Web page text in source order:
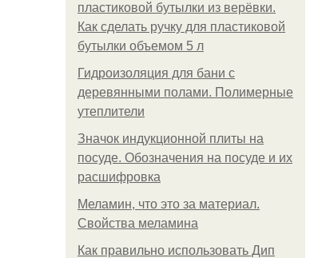
пластиковой бутылки из верёвки.
Как сделать ручку для пластиковой
бутылки объемом 5 л
Гидроизоляция для бани с
деревянными полами. Полимерные
утеплители
Значок индукционной плиты на
посуде. Обозначения на посуде и их
расшифровка
Меламин, что это за материал.
Свойства меламина
Как правильно использовать Дип